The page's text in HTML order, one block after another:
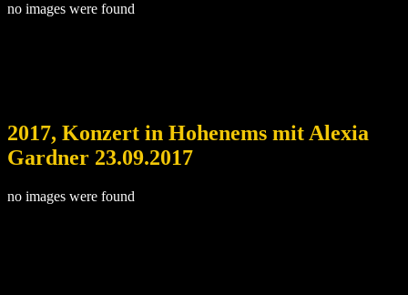
no images were found
2017, Konzert in Hohenems mit Alexia
Gardner 23.09.2017
no images were found